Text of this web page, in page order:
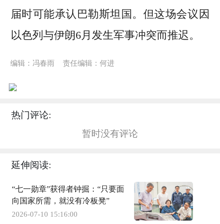
届时可能承认巴勒斯坦国。但这场会议因
以色列与伊朗6月发生军事冲突而推迟。
编辑：冯春雨 责任编辑：何进
热门评论:
暂时没有评论
延伸阅读:
“七一勋章”获得者钟掘：“只要面
向国家所需，就没有冷板凳”
2026-07-10 15:16:00